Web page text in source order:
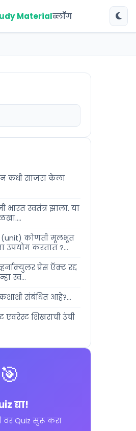
Materialब्लॉग
कधी साजरा केला
भारत स्वतंत्र झाला. या
कोणती मूलभूत
उपयोग करतात ?...
प्रेस ऍक्ट रद्द
स्व...
कशाशी संबंधित आहे?...
एवरेस्ट शिखराची उंची
🎯
द्या!
वर Quiz सुरू करा